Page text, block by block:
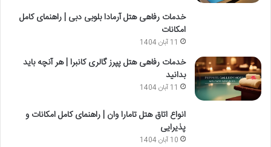
خدمات رفاهی هتل آرمادا بلوبی دبی | راهنمای کامل
امکانات
11 آبان 1404
خدمات رفاهی هتل پپرز گالری کانبرا | هر آنچه باید
بدانید
11 آبان 1404
انواع اتاق هتل تامارا وان | راهنمای کامل امکانات و
پذیرایی
10 آبان 1404